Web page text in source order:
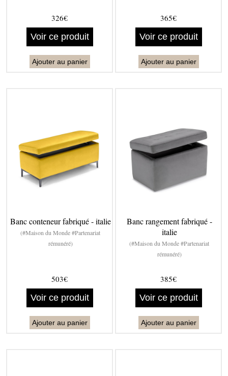
326€
Voir ce produit
Ajouter au panier
365€
Voir ce produit
Ajouter au panier
Banc conteneur fabriqué - italie
(#Maison du Monde #Partenariat
rémunéré)
503€
Voir ce produit
Ajouter au panier
Banc rangement fabriqué -
italie
(#Maison du Monde #Partenariat
rémunéré)
385€
Voir ce produit
Ajouter au panier